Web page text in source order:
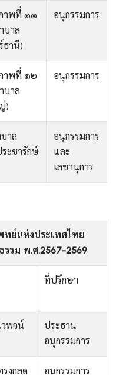
าพที่ ๑๑
บาล
ธานี)
อนุกรรมการ
าพที่ ๑๒
บาล
)
อนุกรรมการ
าล
ะชารักษ์
อนุกรรมการ
และ
เลขานุการ
ทย์แห่งประเทศไทย
รม พ.ศ.2567-2569
นธุ์ ที่ปรึกษา
วพจน์
ประธาน
อนุกรรมการ
งกลด อนุกรรมการ